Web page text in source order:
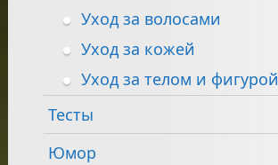
Уход за волосами
Уход за кожей
Уход за телом и фигурой
Тесты
Юмор